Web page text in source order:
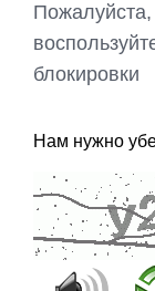
блокировки
Нам нужно